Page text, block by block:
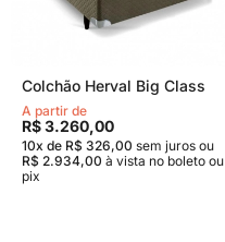
Colchão Herval Big Class
A partir de
R$ 3.260,00
10x de R$ 326,00 sem juros ou
R$ 2.934,00 à vista no boleto ou
pix